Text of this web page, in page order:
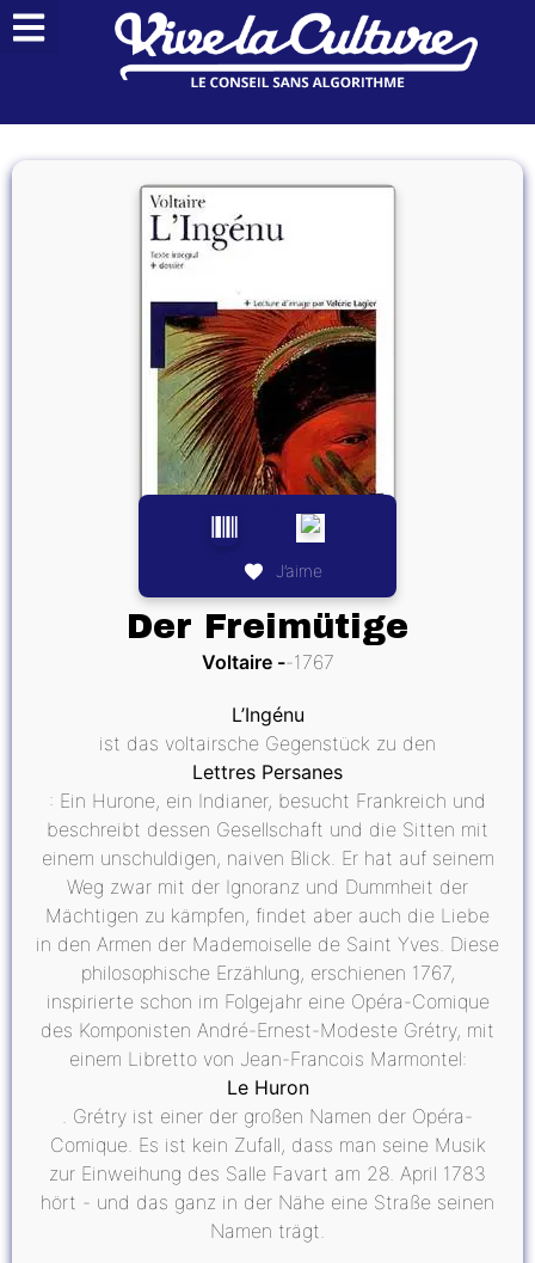
J’aime
Der Freimütige
Voltaire 1767
L’Ingénu
ist das voltairsche Gegenstück zu den
Lettres Persanes
: Ein Hurone, ein Indianer, besucht Frankreich und
beschreibt dessen Gesellschaft und die Sitten mit
einem unschuldigen, naiven Blick. Er hat auf seinem
Weg zwar mit der Ignoranz und Dummheit der
Mächtigen zu kämpfen, findet aber auch die Liebe
in den Armen der Mademoiselle de Saint Yves. Diese
philosophische Erzählung, erschienen 1767,
inspirierte schon im Folgejahr eine Opéra-Comique
des Komponisten André-Ernest-Modeste Grétry, mit
einem Libretto von Jean-Francois Marmontel:
Le Huron
. Grétry ist einer der großen Namen der Opéra-
Comique. Es ist kein Zufall, dass man seine Musik
zur Einweihung des Salle Favart am 28. April 1783
hört - und das ganz in der Nähe eine Straße seinen
Namen trägt.